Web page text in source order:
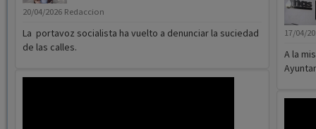
20/04/2026 Redaccion
La portavoz socialista ha vuelto a denunciar la suciedad
de las calles.
17/04/
A la